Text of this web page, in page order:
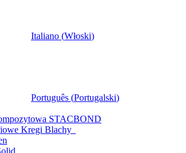
Italiano (Włoski)
Português (Portugalski)
STACBOND
Kregi Blachy